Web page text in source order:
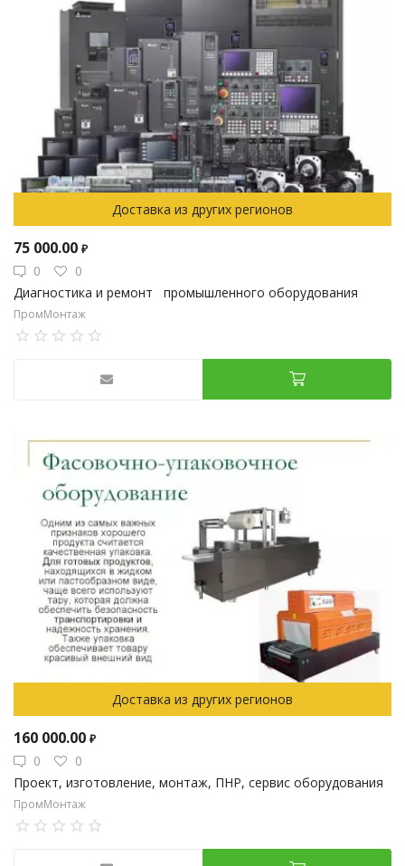
Доставка из других регионов
75 000.00 ₽
0
0
Диагностика и ремонт промышленного оборудования
ПромМонтаж
Доставка из других регионов
160 000.00 ₽
0
0
Проект, изготовление, монтаж, ПНР, сервис оборудования
ПромМонтаж